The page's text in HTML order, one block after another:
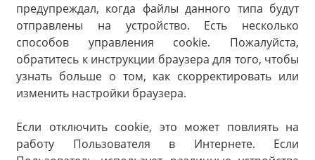
предупреждал, когда файлы данного типа будут
отправлены на устройство. Есть несколько
способов управления cookie. Пожалуйста,
обратитесь к инструкции браузера для того, чтобы
узнать больше о том, как скорректировать или
изменить настройки браузера.
Если отключить cookie, это может повлиять на
работу Пользователя в Интернете. Если